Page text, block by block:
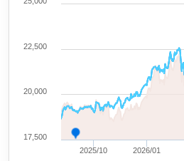
2026/01
2025/10
17,500
20,000
22,500